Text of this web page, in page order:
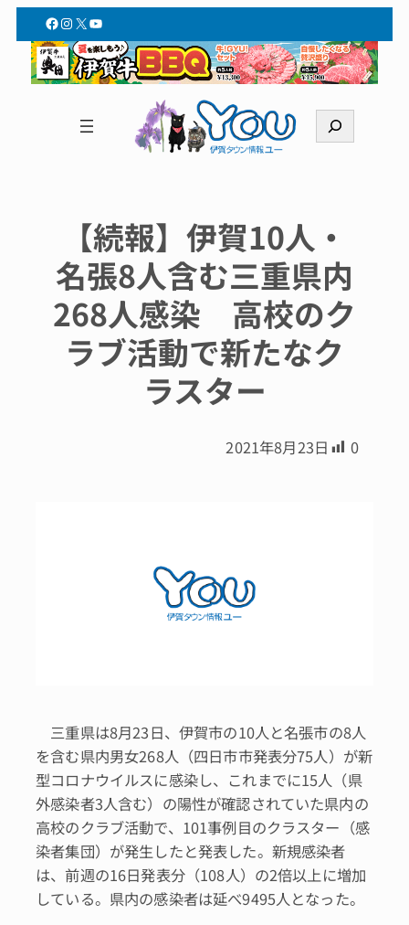
Facebook
Instagram
X YouTube
索
【続報】伊賀10人・
名張8人含む三重県内
268人感染 高校のク
ラブ活動で新たなク
ラスター
2021年8月23日 0
三重県は8月23日、伊賀市の10人と名張市の8人
を含む県内男女268人（四日市市発表分75人）が新
型コロナウイルスに感染し、これまでに15人（県
外感染者3人含む）の陽性が確認されていた県内の
高校のクラブ活動で、101事例目のクラスター（感
染者集団）が発生したと発表した。新規感染者
は、前週の16日発表分（108人）の2倍以上に増加
している。県内の感染者は延べ9495人となった。